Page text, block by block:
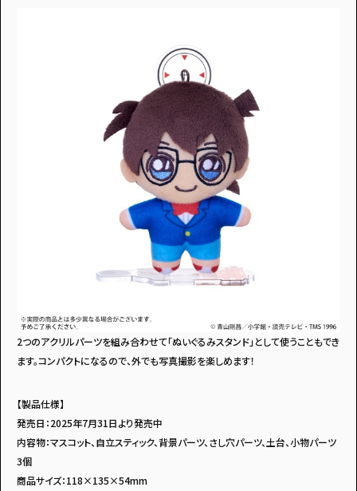
2つのアクリルパーツを組み合わせて「ぬいぐるみスタンド」として使うこともでき
ます。コンパクトになるので、外でも写真撮影を楽しめます！
【製品仕様】
発売日：2025年7月31日より発売中
内容物：マスコット、自立スティック、背景パーツ、さし穴パーツ、土台、小物パーツ
3個
商品サイズ：118×135×54mm